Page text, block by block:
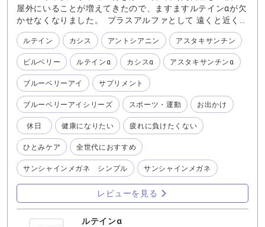
屋外にいることが増えてきたので、ますますルテインαが欠
かせなくなりました。 プラスアルファとして 遠くと近くの
距離感に『カシスα』 長時間のプレーのために『アスタキ
サンチンα』 『ブルーベリーアイ』で総合的にケアをしな
がら ちゃんとサンシャインメガネをかけているので、眩し
さ対策もバッチリです⭐︎ 小さなゴルフボールを追いかける
ことも、広いサッカーグラウンドを走り回る子供を応援し
続けることも全力で楽しみたい。 そんな45歳のサポートを
してくれている、欠かせないアイテムです。
ルテイン カシス アントシアニン アスタキサンチン
ビルベリー ルテインα カシスα アスタキサンチンα
ブルーベリーアイ サプリメント
ブルーベリーアイシリーズ スポーツ・運動 お出かけ
休日 健康になりたい 疲れに負けたくない
ひとみケア 全世代におすすめ
サンシャインメガネ シンプル サンシャインメガネ
レビューを見る
ルテインα